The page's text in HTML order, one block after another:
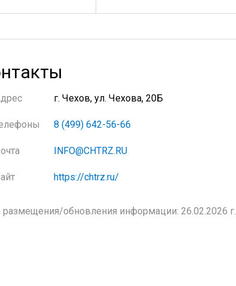
г. Чехов, ул. Чехова, 20Б
8 (499) 642-56-66
INFO@CHTRZ.RU
https://chtrz.ru/
размещения/обновления информации: 26.02.2026 г.